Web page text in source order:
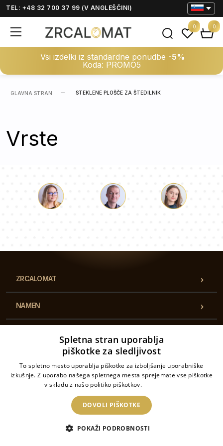
TEL: +48 32 700 37 99 (V ANGLEŠČINI)
Vsi izdelki iz standardne ponudbe -5%
Koda: PROMO5
0 0
GLAVNA STRAN STEKLENE PLOŠČE ZA ŠTEDILNIK
Vrste
ZRCALOMAT
NAMEN
KONTAKT
Piga.pl Sp. z o.o. ID: PL6462933172
Spletna stran uporablja
piškotke za sledljivost
To spletno mesto uporablja piškotke za izboljšanje uporabniške
izkušnje. Z uporabo našega spletnega mesta sprejemate vse piškotke
v skladu z našo politiko piškotkov.
DOVOLI PIŠKOTKE
POKAŽI PODROBNOSTI